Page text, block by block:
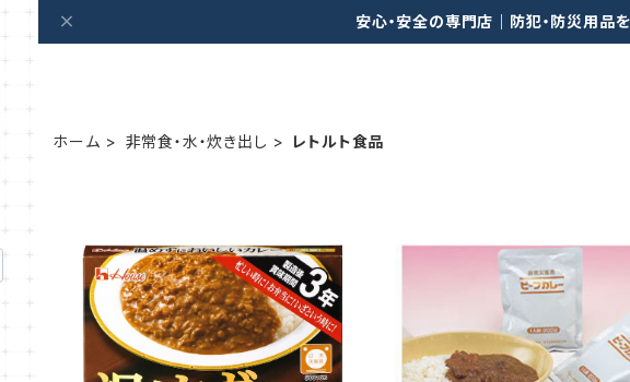
安心・安全の専門店｜防犯・防災用品
ホーム 非常食・水・炊き出し レトルト食品